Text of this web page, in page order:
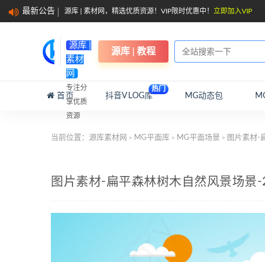
最新公告 源库 | 素材网，精选优质资源！VIP限时优惠中！ 立即加入VIP
源库 |
素材
网
专注分
享优质
资源
源库 | 教程
首页 抖音VLOG库
热门
MG动态包
当前位置： 源库素材网 > MG平面库 > MG平面场景 > 图片素材-
图片素材-扁平森林树木自然风景场景-